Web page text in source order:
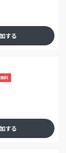
する
料
する